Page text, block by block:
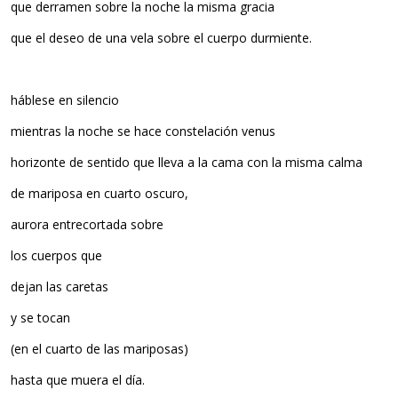
que derramen sobre la noche la misma gracia
que el deseo de una vela sobre el cuerpo durmiente.
háblese en silencio
mientras la noche se hace constelación venus
horizonte de sentido que lleva a la cama con la misma calma
de mariposa en cuarto oscuro,
aurora entrecortada sobre
los cuerpos que
dejan las caretas
y se tocan
(en el cuarto de las mariposas)
hasta que muera el día.